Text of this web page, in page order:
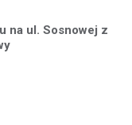
na ul. Sosnowej z